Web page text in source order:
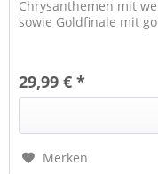
Chrysanthemen mit
sowie Goldfinale mit
29,99 € *
Merken